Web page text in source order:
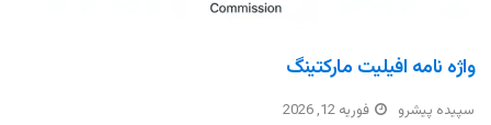
واژه نامه افیلیت مارکتینگ
سپیده پیشرو فوریه 12, 2026